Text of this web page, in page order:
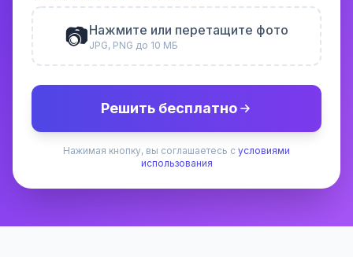
📷Нажмите или перетащите фото
JPG, PNG до 10 МБ
Решить бесплатно
Нажимая кнопку, вы соглашаетесь с условиями
использования